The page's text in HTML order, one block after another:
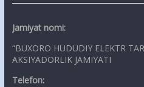
Jamiyat nomi:
“BUXORO HUDUDIY ELEKTR
AKSIYADORLIK JAMIYATI
Telefon: